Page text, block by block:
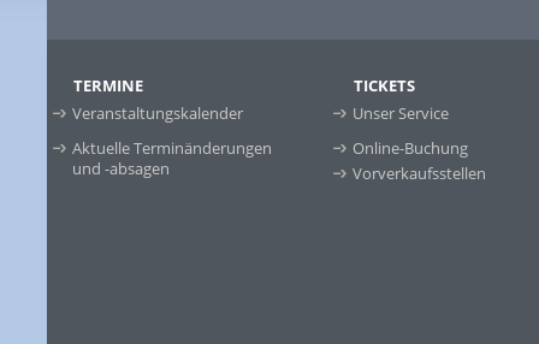
TERMINE
Veranstaltungskalender
Aktuelle Terminänderungen
und -absagen
TICKETS
Unser Service
Online-Buchung
Vorverkaufsstellen